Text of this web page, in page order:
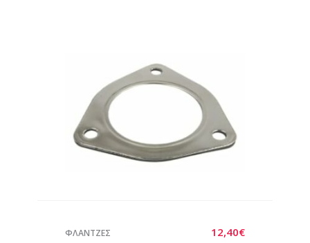
12,40€
ΦΛΑΝΤΖΕΣ